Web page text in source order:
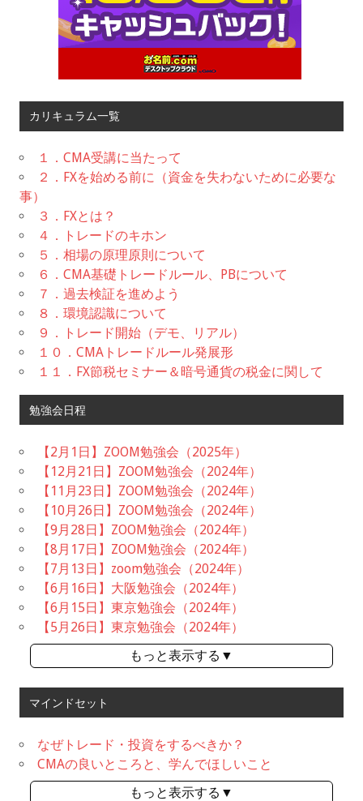
カリキュラム一覧
１．CMA受講に当たって
２．FXを始める前に（資金を失わないために必要な
事）
３．FXとは？
４．トレードのキホン
５．相場の原理原則について
６．CMA基礎トレードルール、PBについて
７．過去検証を進めよう
８．環境認識について
９．トレード開始（デモ、リアル）
１０．CMAトレードルール発展形
１１．FX節税セミナー＆暗号通貨の税金に関して
勉強会日程
【2月1日】ZOOM勉強会（2025年）
【12月21日】ZOOM勉強会（2024年）
【11月23日】ZOOM勉強会（2024年）
【10月26日】ZOOM勉強会（2024年）
【9月28日】ZOOM勉強会（2024年）
【8月17日】ZOOM勉強会（2024年）
【7月13日】zoom勉強会（2024年）
【6月16日】大阪勉強会（2024年）
【6月15日】東京勉強会（2024年）
【5月26日】東京勉強会（2024年）
もっと表示する▼
マインドセット
なぜトレード・投資をするべきか？
CMAの良いところと、学んでほしいこと
もっと表示する▼